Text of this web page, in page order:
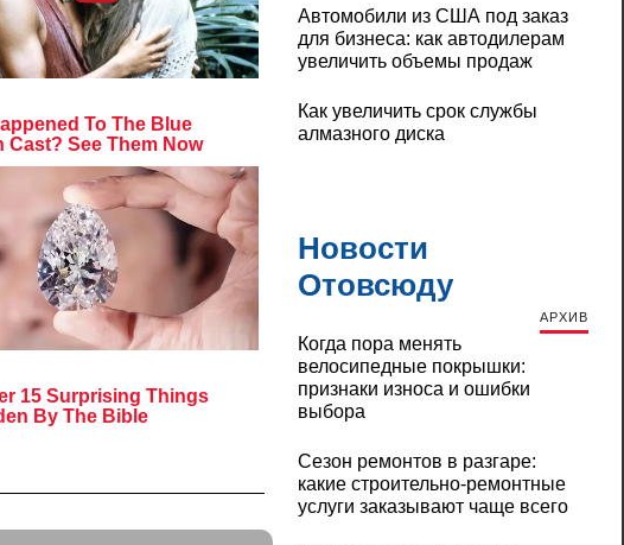
Автомобили из США под заказ
для бизнеса: как автодилерам
увеличить объемы продаж
Как увеличить срок службы
алмазного диска
Новости
Отовсюду
АРХИВ
Когда пора менять
велосипедные покрышки:
признаки износа и ошибки
выбора
Сезон ремонтов в разгаре:
какие строительно-ремонтные
услуги заказывают чаще всего